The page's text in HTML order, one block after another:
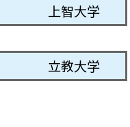
上智大学
立教大学